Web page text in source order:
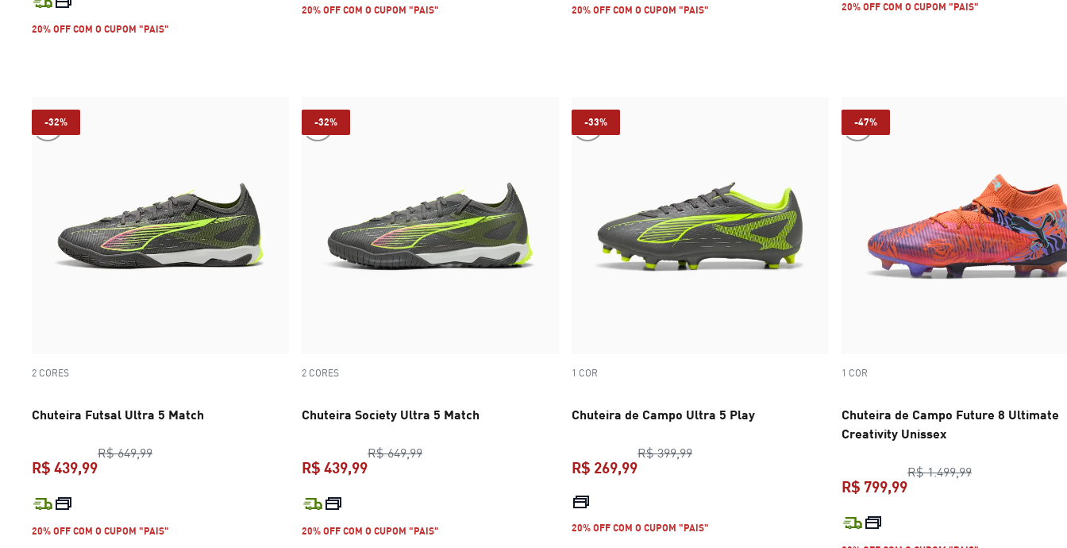
20% OFF COM O CUPOM "PAIS"
20% OFF COM O CUPOM "PAIS" 20% OFF COM O CUPOM "PAIS" 20% OFF COM O CUPOM "PAIS"
-32%
2 CORES
Chuteira Futsal Ultra 5 Match
R$ 649,99preço original R$ 649,99
R$ 439,99
20% OFF COM O CUPOM "PAIS"
-32%
2 CORES
Chuteira Society Ultra 5 Match
R$ 649,99preço original R$ 649,99
R$ 439,99
20% OFF COM O CUPOM "PAIS"
-33%
1 COR
Chuteira de Campo Ultra 5 Play
R$ 399,99preço original R$ 399,99
R$ 269,99
20% OFF COM O CUPOM "PAIS"
-47%
1 COR
Chuteira de Campo Future 8 Ultimate
Creativity Unissex
R$ 1.499,99preço original
R$ 799,99